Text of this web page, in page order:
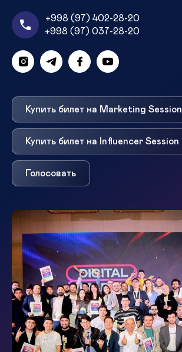
+998 (97) 402-28-20
+998 (97) 037-28-20
Купить билет на Marketing Session
Купить билет на Influencer Session
Голосовать